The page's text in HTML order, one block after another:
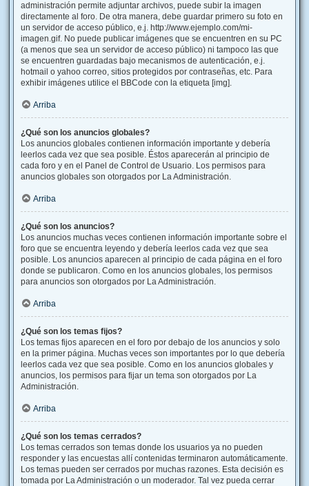
administración permite adjuntar archivos, puede subir la imagen
directamente al foro. De otra manera, debe guardar primero su foto en
un servidor de acceso público, e.j. http://www.ejemplo.com/mi-
imagen.gif. No puede publicar imágenes que se encuentren en su PC
(a menos que sea un servidor de acceso público) ni tampoco las que
se encuentren guardadas bajo mecanismos de autenticación, e.j.
hotmail o yahoo correo, sitios protegidos por contraseñas, etc. Para
exhibir imágenes utilice el BBCode con la etiqueta [img].
Arriba
¿Qué son los anuncios globales?
Los anuncios globales contienen información importante y debería
leerlos cada vez que sea posible. Éstos aparecerán al principio de
cada foro y en el Panel de Control de Usuario. Los permisos para
anuncios globales son otorgados por La Administración.
Arriba
¿Qué son los anuncios?
Los anuncios muchas veces contienen información importante sobre el
foro que se encuentra leyendo y debería leerlos cada vez que sea
posible. Los anuncios aparecen al principio de cada página en el foro
donde se publicaron. Como en los anuncios globales, los permisos
para anuncios son otorgados por La Administración.
Arriba
¿Qué son los temas fijos?
Los temas fijos aparecen en el foro por debajo de los anuncios y solo
en la primer página. Muchas veces son importantes por lo que debería
leerlos cada vez que sea posible. Como en los anuncios globales y
anuncios, los permisos para fijar un tema son otorgados por La
Administración.
Arriba
¿Qué son los temas cerrados?
Los temas cerrados son temas donde los usuarios ya no pueden
responder y las encuestas allí contenidas terminaron automáticamente.
Los temas pueden ser cerrados por muchas razones. Esta decisión es
tomada por La Administración o un moderador. Tal vez pueda cerrar